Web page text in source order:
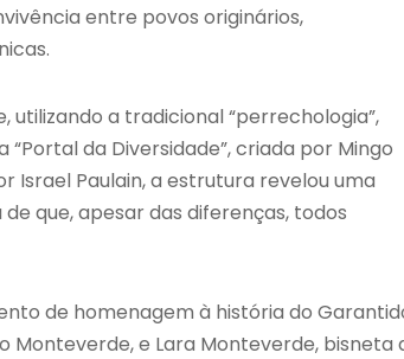
entre povos originários,
a tradicional “perrechologia”,
da Diversidade”, criada por Mingo
Israel Paulain, a estrutura revelou uma
que, apesar das diferenças, todos
de homenagem à história do
Monteverde, e Lara Monteverde, bisneta